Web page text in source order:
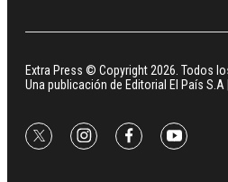
Extra Press © Copyright 2026. Todos
Una publicación de Editorial El País S.A |
twitterinstagramfacebookyoutube